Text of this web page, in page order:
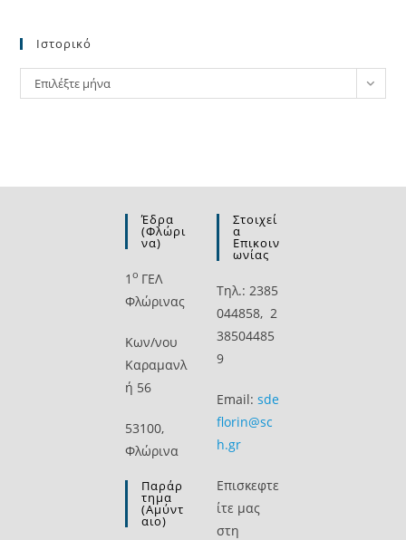
Ιστορικό
Ιστορικό
Επιλέξτε μήνα
Έδρα
(Φλώρι
Να)
1ο ΓΕΛ
Φλώρινας
Kων/νου
Καραμανλ
ή 56
53100,
Φλώρινα
Παράρ
Τημα
(Αμύντ
Αιο)
Στοιχεί
Α
Επικοιν
Ωνίας
Τηλ.: 2385
044858, 2
38504485
9
Email: sde
florin@sc
h.gr
Επισκεφτε
ίτε μας
στη